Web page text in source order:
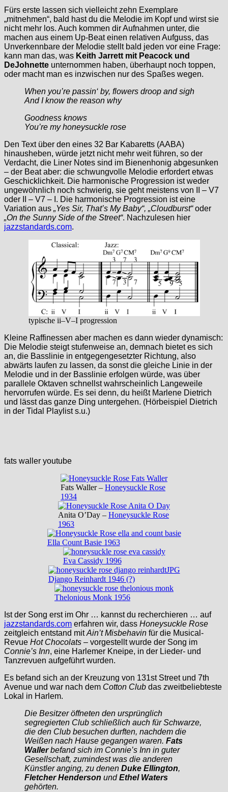
Fürs erste lassen sich vielleicht zehn Exemplare
„mitnehmen“, bald hast du die Melodie im Kopf und wirst sie
nicht mehr los. Auch kommen dir Aufnahmen unter, die
machen aus einem Up-Beat einen relativen Aufguss, das
Unverkennbare der Melodie stellt bald jeden vor eine Frage:
kann man das, was Keith Jarrett mit Peacock und
DeJohnette unternommen haben, überhaupt noch toppen,
oder macht man es inzwischen nur des Spaßes wegen.
When you’re passin‘ by, flowers droop and sigh
And I know the reason why
Goodness knows
You’re my honeysuckle rose
Den Text über den eines 32 Bar Kabaretts (AABA)
hinausheben, würde jetzt nicht mehr weit führen, so der
Verdacht, die Liner Notes sind im Bienenhonig abgesunken
– der Beat aber: die schwungvolle Melodie erfordert etwas
Geschicklichkeit. Die harmonische Progression ist weder
ungewöhnlich noch schwierig, sie geht meistens von II – V7
oder II – V7 – I. Die harmonische Progression ist eine
Variation aus „Yes Sir, That’s My Baby“, „Cloudburst“oder
„On the Sunny Side of the Street“. Nachzulesen hier
jazzstandards.com.
typische ii–V–I progression
Kleine Raffinessen aber machen es dann wieder dynamisch:
Die Melodie steigt stufenweise an, demnach bietet es sich
an, die Basslinie in entgegengesetzter Richtung, also
abwärts laufen zu lassen, da sonst die gleiche Linie in der
Melodie und in der Basslinie erfolgen würde, was über
parallele Oktaven schnellst wahrscheinlich Langeweile
hervorrufen würde. Es sei denn, du heißt Marlene Dietrich
und lässt das ganze Ding untergehen. (Hörbeispiel Dietrich
in der Tidal Playlist s.u.)
fats waller youtube
Fats Waller – Honeysuckle Rose
1934
Anita O’Day – Honeysuckle Rose
1963
Ella Count Basie 1963
Eva Cassidy 1996
Django Reinhardt 1946 (?)
Thelonious Monk 1956
Ist der Song erst im Ohr … kannst du recherchieren … auf
jazzstandards.com erfahren wir, dass Honeysuckle Rose
zeitgleich entstand mitAin’t Misbehavin für die Musical-
Revue Hot Chocolats – vorgestellt wurde der Song im
Connie’s Inn, eine Harlemer Kneipe, in der Lieder- und
Tanzrevuen aufgeführt wurden.
Es befand sich an der Kreuzung von 131st Street und 7th
Avenue und war nach dem Cotton Club das zweitbeliebteste
Lokal in Harlem.
Die Besitzer öffneten den ursprünglich
segregierten Club schließlich auch für Schwarze,
die den Club besuchen durften, nachdem die
Weißen nach Hause gegangen waren. Fats
Wallerbefand sich im Connie’s Inn in guter
Gesellschaft, zumindest was die anderen
Künstler anging, zu denen Duke Ellington,
Fletcher Henderson undEthel Waters
gehörten.